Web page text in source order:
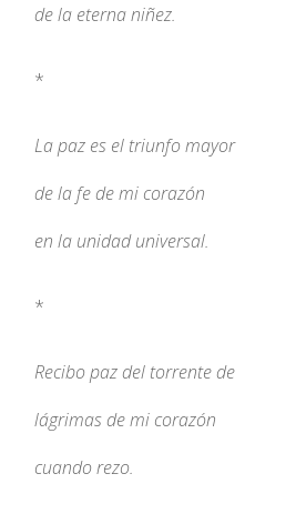
de la eterna niñez.
*
La paz es el triunfo mayor
de la fe de mi corazón
en la unidad universal.
*
Recibo paz del torrente de
lágrimas de mi corazón
cuando rezo.